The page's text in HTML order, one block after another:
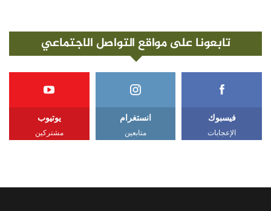
تابعونا على مواقع التواصل الاجتماعي
فيسبوك
الإعجابات
انستغرام
متابعين
يوتيوب
مشتركين